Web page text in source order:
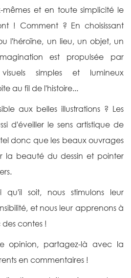
et en toute simplicité le
! Comment ? En choisissant
l'héroïne, un lieu, un objet, un
est propulsée par
simples et lumineux
au fil de l'histoire...
aux belles illustrations ? Les
d'éveiller le sens artistique de
donc que les beaux ouvrages
la beauté du dessin et pointer
soit, nous stimulons leur
et nous leur apprenons à
contes !
opinion, partagez-là avec la
en commentaires !